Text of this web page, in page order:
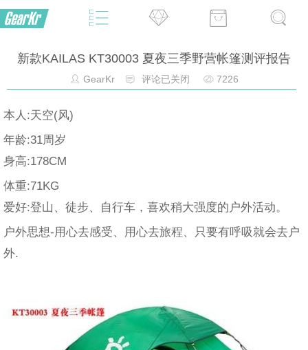
新款KAILAS KT30003 夏夜三季野营帐篷测评报告
GearKr 评论已关闭 7226
本人:天空(风)
年龄:31周岁
身高:178CM
体重:71KG
爱好:登山、徒步、自行车，喜欢稍大强度的户外活动。
户外思想-用心去感受、用心去旅程、只要有呼吸就会去户
外.